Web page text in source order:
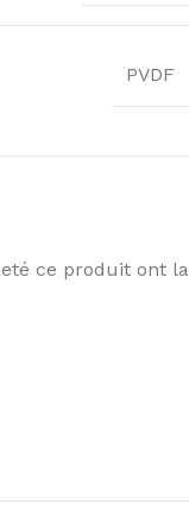
PVDF
ce produit ont la